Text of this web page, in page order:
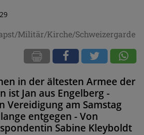
Militär/Kirche/Schweizergarde
in der ältesten Armee der
ist Jan aus Engelberg -
Vereidigung am Samstag
entgegen - Von
Sabine Kleyboldt